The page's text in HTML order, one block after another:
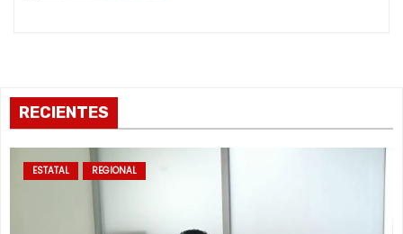
RECIENTES
ESTATAL REGIONAL